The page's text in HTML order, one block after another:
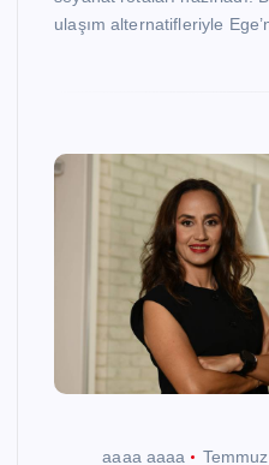
ulaşım alternatifleriyle
aaaa aaaa